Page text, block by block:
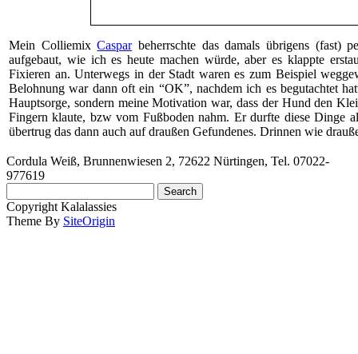
Mein ColliemixCasparbeherrschte das damals übrigens (fast)
aufgebaut, wie ich es heute machen würde, aber es klappte
Fixieren an. Unterwegs in der Stadt waren es zum Beispiel
Belohnung war dann oft ein “OK”, nachdem ich es begutachtet
Hauptsorge, sondern meine Motivation war, dass der Hund den
Fingern klaute, bzw vom Fußboden nahm. Er durfte diese Dinge
übertrug das dann auch auf draußen Gefundenes. Drinnen wie
Cordula Weiß, Brunnenwiesen 2, 72622 Nürtingen, Tel. 07022-
977619
for:
Copyright Kalalassies
Theme By SiteOrigin